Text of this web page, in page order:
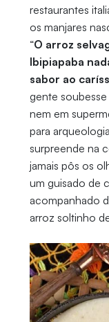
restaurantes
os manjares
“O arroz
Ibipiapaba
sabor ao
gente
nem em
para
surpreende na
jamais pôs os
um guisado de
acompanhado
arroz soltinho